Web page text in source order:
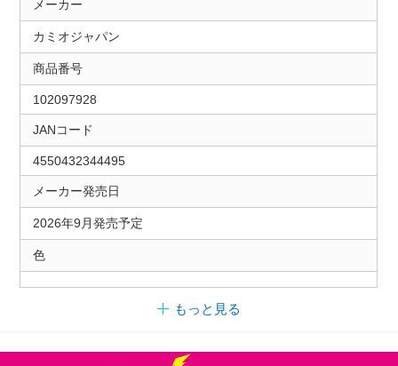
メーカー
カミオジャパン
商品番号
102097928
JANコード
4550432344495
メーカー発売日
2026年9月発売予定
色
もっと見る